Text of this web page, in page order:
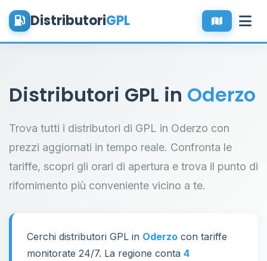
DistributoriGPL
Distributori GPL in Oderzo
Trova tutti i distributori di GPL in Oderzo con
prezzi aggiornati in tempo reale. Confronta le
tariffe, scopri gli orari di apertura e trova il punto di
rifornimento più conveniente vicino a te.
Cerchi distributori GPL in Oderzo con tariffe
monitorate 24/7. La regione conta 4